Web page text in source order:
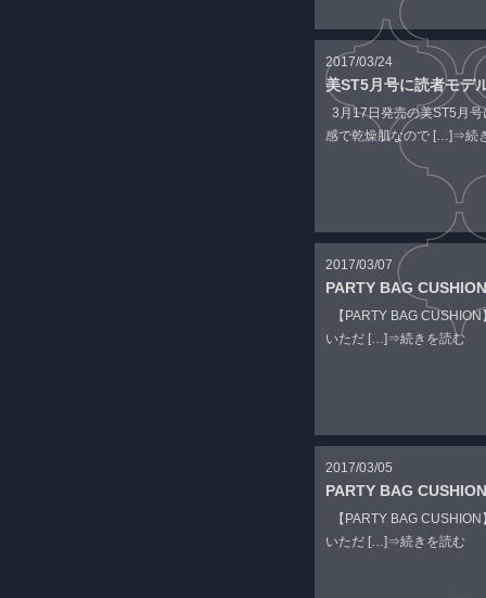
2017/03/24
美ST5月号に読者モデ
3月17日発売の美ST5月
感で乾燥肌なので […]⇒続
2017/03/07
PARTY BAG CUSHION
【PARTY BAG
いただ […]⇒続きを読む
2017/03/05
PARTY BAG CUSHION
【PARTY BAG
いただ […]⇒続きを読む